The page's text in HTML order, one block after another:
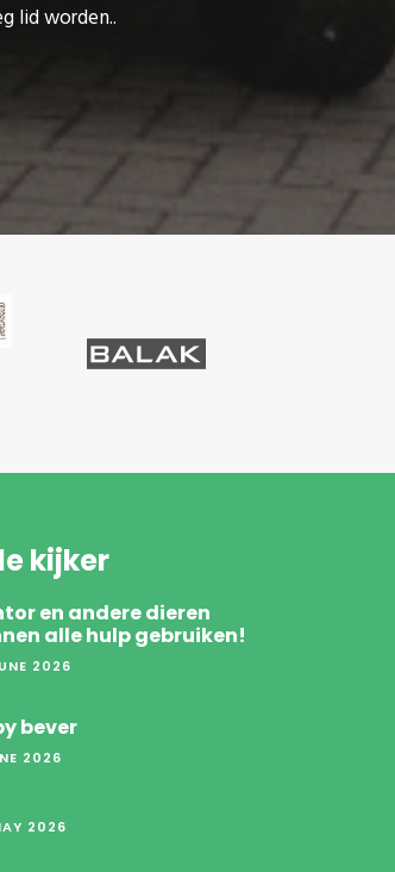
lid worden..
kijker
en andere dieren
alle hulp gebruiken!
2026
bever
2026
2026